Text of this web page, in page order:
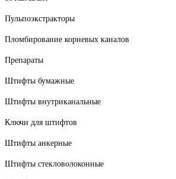
Пульпоэкстракторы
Пломбирование корневых каналов
Препараты
Штифты бумажные
Штифты внутриканальные
Ключи для штифтов
Штифты анкерные
Штифты стекловолоконные